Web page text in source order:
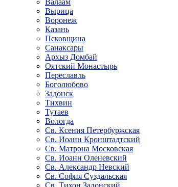
Вырица
Воронеж
Казань
Псковщина
Санаксары
Архыз Домбай
Оятский Монастырь
Переславль
Боголюбово
Задонск
Тихвин
Тутаев
Вологда
Св. Ксения Петербуржская
Св. Иоанн Кронштадтский
Св. Матрона Московская
Св. Иоанн Оленевский
Св. Александр Невский
Св. София Суздальская
Св. Тихон Задонский